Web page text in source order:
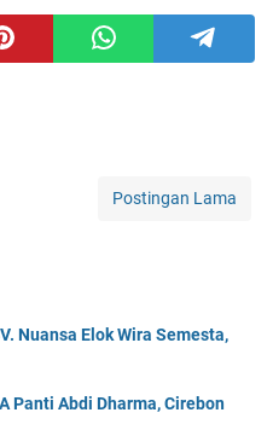
Postingan Lama
Nuansa Elok Wira Semesta,
Panti Abdi Dharma, Cirebon